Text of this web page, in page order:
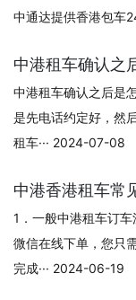
中通达提供香港包车
中港租车确认之
中港租车确认之后是
是先电话约定好，然
租车··· 2024-07-08
中港香港租车常
1．一般中港租车订
微信在线下单，您只
完成··· 2024-06-19